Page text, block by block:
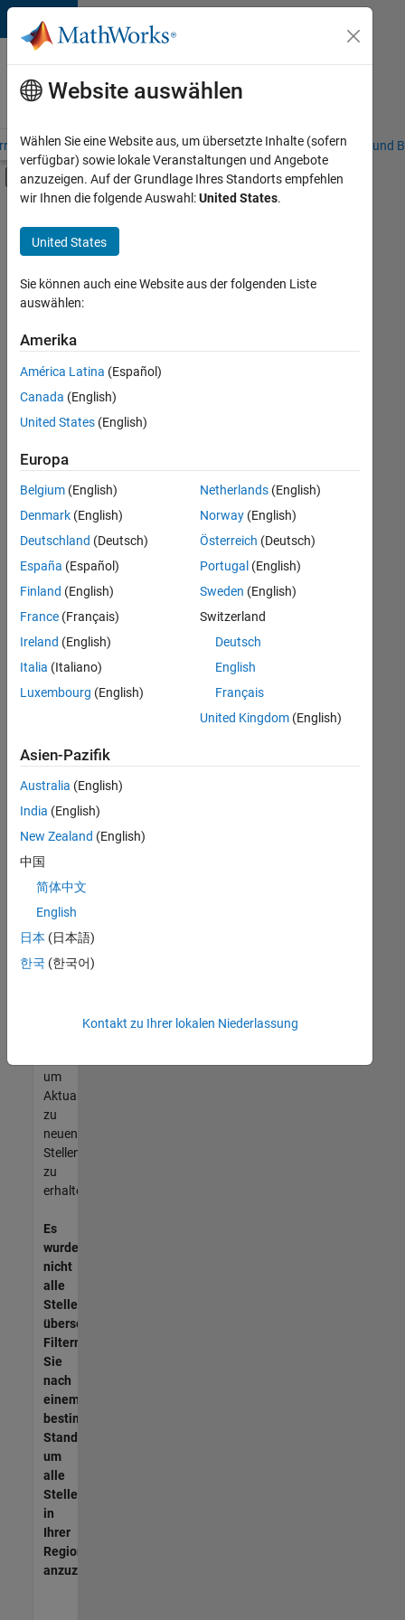
Weiter zum Inhalt
Karriere
bei
MathWorks
– Übersicht Stellensuche Niederlassungen Studierende und
Umschaltung für Off-Canvas-
Hauptinhalt
Information Technology
Customer Support
Inside Sales
Marketing Services
+3
Derzeit
es
keine
offenen
Stellen,
Ihren
Suchkriterien
entsprechen.
können
die
Suchkriterien
weiter
fassen
oder
alle
Stellenangebote
anzeigen .
noch
keine
offenen
Stellen
können,
die
Ihren
entsprechen,
werden
unseres
um
Aktualisierungen
zu
neuen
Stellenangeboten
zu
erhalten.
Es
wurden
nicht
alle
Stellen
übersetzt.
Filtern
Sie
nach
einem
bestimmten
Standort,
um
alle
Stellenangebote
in
Ihrer
Region
anzuzeigen.
Website auswählen
Wählen Sie eine Website aus, um übersetzte Inhalte (sofern
verfügbar) sowie lokale Veranstaltungen und Angebote
anzuzeigen. Auf der Grundlage Ihres Standorts empfehlen
wir Ihnen die folgende Auswahl:United States.
United States
Sie können auch eine Website aus der folgenden Liste
auswählen:
Amerika
América Latina (Español)
Canada (English)
United States (English)
Europa
Belgium (English)
Denmark (English)
Deutschland (Deutsch)
España (Español)
Finland (English)
France (Français)
Ireland (English)
Italia (Italiano)
Luxembourg (English)
Netherlands(English)
Norway(English)
Österreich (Deutsch)
Portugal (English)
Sweden (English)
Switzerland
Deutsch
English
Français
United Kingdom(English)
Asien-Pazifik
Australia (English)
India (English)
New Zealand (English)
中国
简体中文
English
日本 (日本語)
한국 (한국어)
Kontakt zu Ihrer lokalen Niederlassung